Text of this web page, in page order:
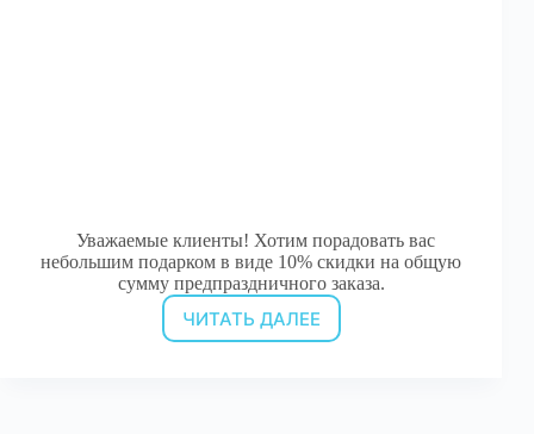
Уважаемые клиенты! Хотим порадовать вас
небольшим подарком в виде 10% скидки на общую
сумму предпраздничного заказа.
ЧИТАТЬ ДАЛЕЕ
Встречаем